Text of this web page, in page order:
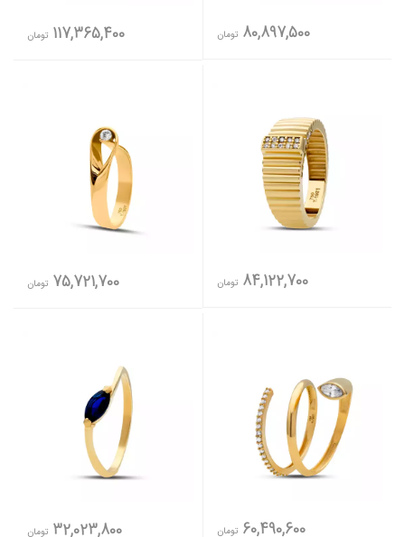
80,897,500 تومان 117,365,400 تومان
84,122,700 تومان 75,721,700 تومان
60,490,600 تومان 32,023,800 تومان